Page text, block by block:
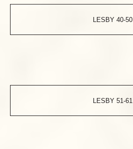
LESBY 40-50
LESBY 51-61